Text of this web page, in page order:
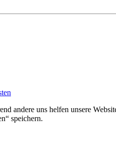
andere uns helfen unsere
speichern.